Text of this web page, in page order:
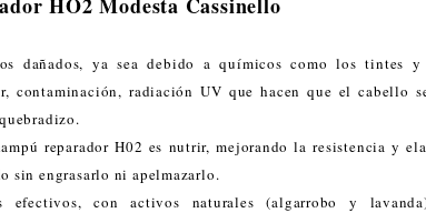
dañados, ya sea debido a químicos como los tintes
contaminación, radiación UV que hacen que el cabello
reparador H02 es nutrir, mejorando la resistencia y
sin engrasarlo ni apelmazarlo.
efectivos, con activos naturales (algarrobo y